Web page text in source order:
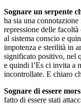
Sognare un serpente
ha sia una
repressione delle facoltà
al sistema conscio e
impotenza e sterilità in
significato positivo, nel
e quindi l’Es ci invita a
incontrollate. E chiaro
Sognare di essere
fatto di essere stati